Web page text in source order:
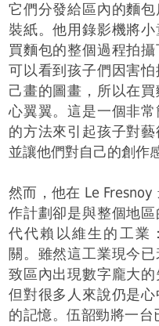
它們分發給區內的麵
裝紙。他用錄影機將小
買麵包的整個過程拍
可以看到孩子們因害怕
己畫的圖畫，所以在
心翼翼。這是一個非常
的方法來引起孩子對藝
並讓他們對自己的創作
然而，他在 Le Fresnoy
作計劃卻是與整個地
代代賴以維生的工業
關。雖然這工業現今已
致區內出現數字龐大的
但對很多人來說仍是
的記憶。伍韶勁將一台